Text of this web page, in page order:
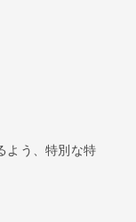
よう、特別な特